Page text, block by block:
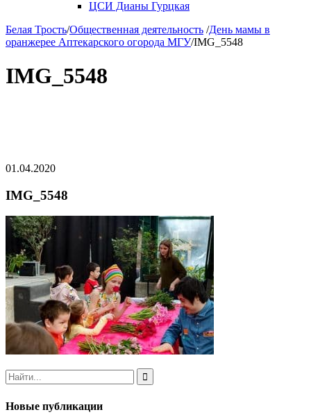
ЦСИ Дианы Гурцкая
Белая Трость/Общественная деятельность /День мамы в
оранжерее Аптекарского огорода МГУ/IMG_5548
IMG_5548
01.04.2020
IMG_5548
Новые публикации